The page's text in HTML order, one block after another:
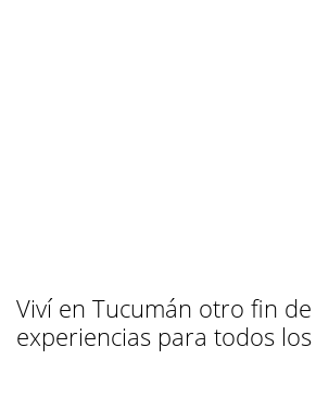
Viví en Tucumán otro fin
experiencias para todos